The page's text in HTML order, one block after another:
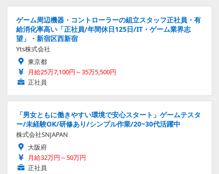
ゲーム周辺機器・コントローラーの組立スタッフ正社員・有
給消化率高い「正社員/年間休日125日/IT・ゲーム業界志
望」・新宿区西新宿
Yts株式会社
東京都
月給25万7,100円～35万5,500円
正社員
「男女ともに働きやすい環境で安心スタート」ゲームテスタ
ー/未経験OK/研修あり/シンプル作業/20~30代活躍中
株式会社SNJAPAN
大阪府
月給32万円～50万円
正社員